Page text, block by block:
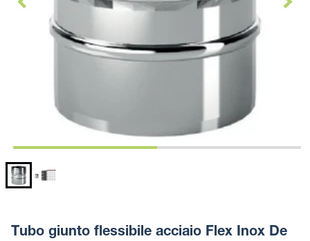
Tubo giunto flessibile acciaio Flex Inox De